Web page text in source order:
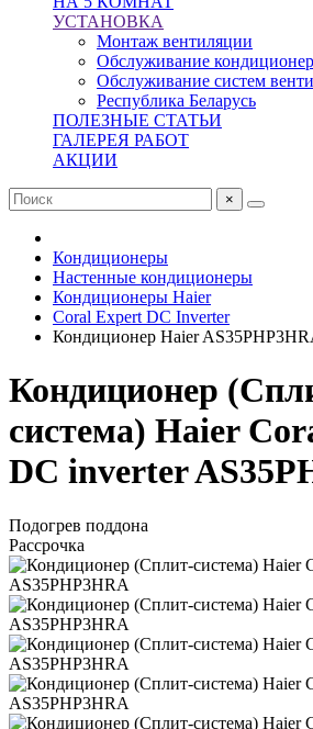
УСТАНОВКА
Монтаж вентиляции
Обслуживание
Обслуживание систем
Республика Беларусь
ПОЛЕЗНЫЕ СТАТЬИ
ГАЛЕРЕЯ РАБОТ
АКЦИИ
×
Кондиционеры
Настенные кондиционеры
Кондиционеры Haier
Coral Expert DC Inverter
Кондиционер Haier
Кондиционер
система) Haier
DC inverter
Подогрев поддона
Рассрочка